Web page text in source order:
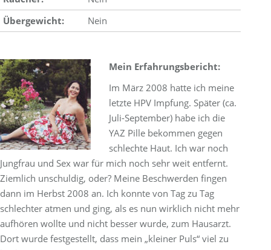
Übergewicht:
Nein
Mein Erfahrungsbericht:
Im März 2008 hatte ich meine
letzte HPV Impfung. Später (ca.
Juli-September) habe ich die
YAZ Pille bekommen gegen
schlechte Haut. Ich war noch
Jungfrau und Sex war für mich noch sehr weit entfernt.
Ziemlich unschuldig, oder? Meine Beschwerden fingen
dann im Herbst 2008 an. Ich konnte von Tag zu Tag
schlechter atmen und ging, als es nun wirklich nicht mehr
aufhören wollte und nicht besser wurde, zum Hausarzt.
Dort wurde festgestellt, dass mein „kleiner Puls“ viel zu